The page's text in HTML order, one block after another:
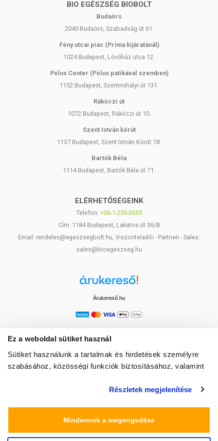
Ez a weboldal sütiket használ
Sütiket használunk a tartalmak és hirdetések személyre
szabásához, közösségi funkciók biztosításához, valamint
média-, hirdető- és elemező partnereinkkel megosztjuk az
amelyeket Ön adott meg számukra vagy az Ön által
használt más szolgáltatásokból gyűjtöttek.
Részletek megjelenítése
Mindennek a megengedése
BIO EGÉSZSÉG BIOBOLT
Budaörs
2040 Budaörs, Szabadság út 61.
Fény utcai piac (Príma kijáratánál)
1024 Budapest, Lövőház utca 12.
Pólus Center (Pólus patikával szemben)
1152 Budapest, Szentmihályi út 131.
Rákóczi út
1072 Budapest, Rákóczi út 10.
Szent István körút
1137 Budapest, Szent István Körút 18.
Bartók Béla
1114 Budapest, Bartók Béla út 71.
ELÉRHETŐSÉGEINK
Telefon: +36-1-255-0555
Cím: 1184 Budapest, Lakatos út 36/B
Email: rendeles@egeszsegbolt.hu, Viszonteladói - Partneri - Sales:
sales@bioegeszseg.hu
Árukereső.hu